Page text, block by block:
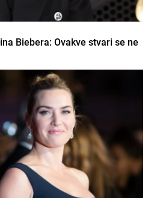
Biebera: Ovakve stvari se ne